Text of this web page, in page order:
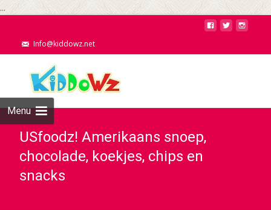
...
Info@kiddowz.net
Menu
USfoodz! Amerikaans snoep,
chocolade, koekjes, chips en
snacks